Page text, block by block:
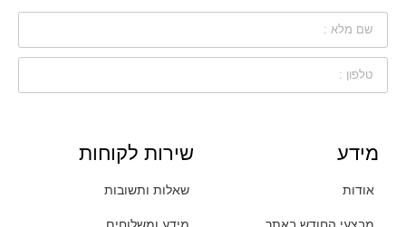
מידע
אודות
שירות לקוחות
שאלות ותשובות